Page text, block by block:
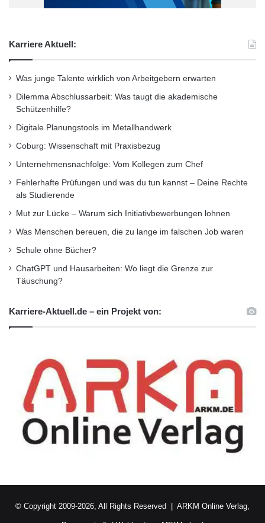
Karriere Aktuell:
Was junge Talente wirklich von Arbeitgebern erwarten
Dilemma Abschlussarbeit: Was taugt die akademische
Schützenhilfe?
Digitale Planungstools im Metallhandwerk
Coburg: Wissenschaft mit Praxisbezug
Unternehmensnachfolge: Vom Kollegen zum Chef
Fehlerhafte Prüfungen und was du tun kannst – Deine Rechte
als Studierende
Mut zur Lücke – Warum sich Initiativbewerbungen lohnen
Was Menschen bereuen, die zu lange im falschen Job waren
Schule ohne Bücher?
ChatGPT und Hausarbeiten: Wo liegt die Grenze zur
Täuschung?
Karriere-Aktuell.de – ein Projekt von:
© Copyright 2009-2026, All Rights Reserved | ARKM Online Verlag,